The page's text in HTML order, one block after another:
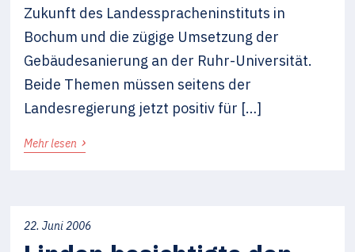
Zukunft des Landesspracheninstituts in
Bochum und die zügige Umsetzung der
Gebäudesanierung an der Ruhr-Universität.
Beide Themen müssen seitens der
Landesregierung jetzt positiv für […]
Mehr lesen ›
22. Juni 2006